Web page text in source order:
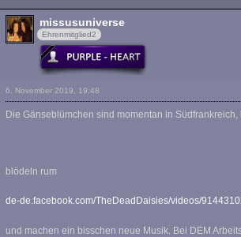
missusuniverse
Ehrenmitglied2
6. November 2019, 19:48
Die Gänseblümchen sind momentan in
blödeln rum
de-de.facebook.com/TheDeadDaisies/videos/
und machen ein bisschen neue Musik. Bei DEM